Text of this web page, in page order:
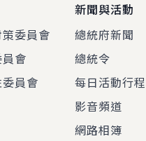
委員會
會
員會
新聞與活動
總統府新聞
總統令
每日活動行程
影音頻道
網路相簿